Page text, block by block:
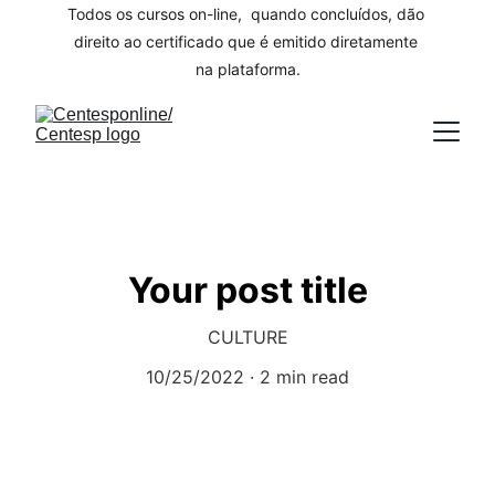
Todos os cursos on-line,  quando concluídos, dão
direito ao certificado que é emitido diretamente
na plataforma.
Your post title
CULTURE
10/25/2022
2 min read